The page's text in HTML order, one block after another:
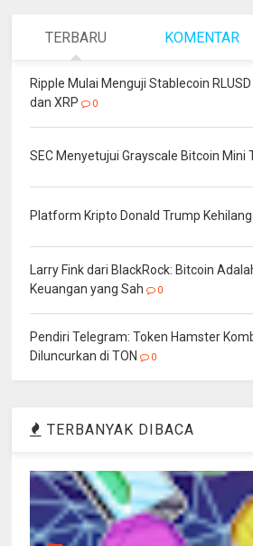
TERBARU KOMENTAR
Ripple Mulai Menguji Stablecoin
dan XRP
0
SEC Menyetujui Grayscale Bitcoin Mini
Platform Kripto Donald Trump
Larry Fink dari BlackRock: Bitcoin
Keuangan yang Sah
0
Pendiri Telegram: Token Hamster
Diluncurkan di TON
0
TERBANYAK DIBACA